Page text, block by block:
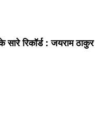
रिकॉर्ड : जयराम ठाकुर